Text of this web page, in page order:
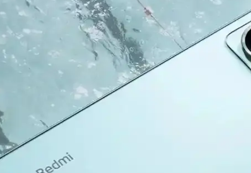
gelişmiş kamera özellikleri ve dayanıklı tasarımıyla öne çıkıyor. Güçlü
Siyah: Gelişmiş Kamera ve Yüksek Performanslı Akıllı
6,9 inç ekran ve gelişmiş kameralarıyla öne çıkan yüksek performanslı
Modelleri ve Gelecekteki Yenilikler Hakkında Bilgi
ve performans alanında önemli adımlar atıyor. Yeni modeller ve
Karşılaştırması: Özellikler ve Kullanıcı Deneyimleri
tasarım, ekran, kamera ve performans özelliklerini
12 Pro Karşılaştırması: Özellikler ve Farklar
modellerinin tasarım, performans, kamera ve batarya özelliklerini